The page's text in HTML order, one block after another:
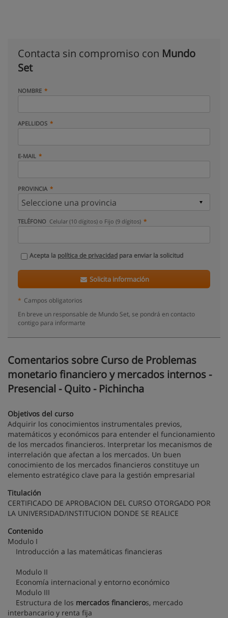
Contacta sin compromiso con Mundo
Set
NOMBRE
APELLIDOS
E-MAIL
PROVINCIA
TELÉFONO Celular (10 dígitos) o Fijo (9 dígitos)
Acepta la política de privacidad para enviar la solicitud
Solicita información
* Campos obligatorios
En breve un responsable de Mundo Set, se pondrá en contacto
contigo para informarte
Comentarios sobre Curso de Problemas
monetario financiero y mercados internos -
Presencial - Quito - Pichincha
Objetivos del curso
Adquirir los conocimientos instrumentales previos,
matemáticos y económicos para entender el funcionamiento
de los mercados financieros. Interpretar los mecanismos de
interrelación que afectan a los mercados. Un buen
conocimiento de los mercados financieros constituye un
elemento estratégico clave para la gestión empresarial
Titulación
CERTIFICADO DE APROBACION DEL CURSO OTORGADO POR
LA UNIVERSIDAD/INSTITUCION DONDE SE REALICE
Contenido
Modulo I
Introducción a las matemáticas financieras
Modulo II
Economía internacional y entorno económico
Modulo III
Estructura de los mercados financieros, mercado
interbancario y renta fija